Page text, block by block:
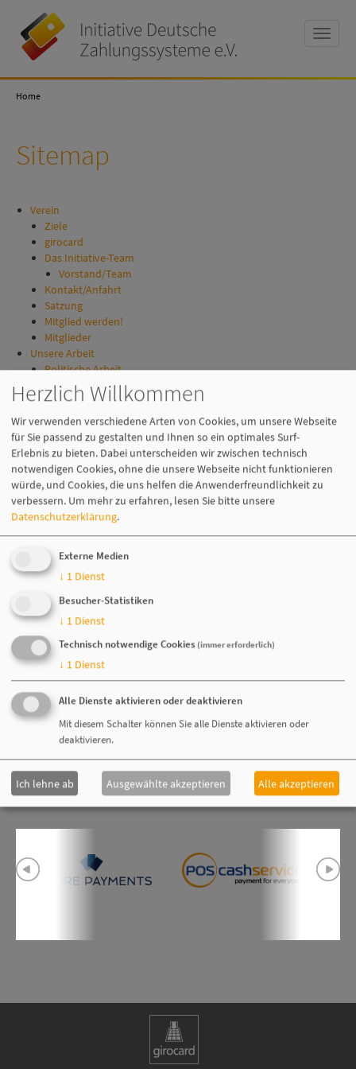
Toggle
Deutsche
Zahlungssysteme
Home
Sitemap
Verein
Ziele
girocard
Das Initiative-Team
Vorstand/Team
Kontakt/Anfahrt
Satzung
Mitglied werden!
Mitglieder
Unsere Arbeit
Politische Arbeit
Verbraucher­informationen
Bezahlen an der Kasse
Schutz vor Betrug
Marktforschung
Handel
Mobilität
Automaten
Kommunale Projekte
Vereinsmagazin
Vergangene Ausgaben
Newsroom
Pressemitteilungen
Mediathek
Bilder
Videos
Veranstaltungen
Mitglieder
Zur vollständigen Mitgliederübersicht geht es entlang.
Herzlich Willkommen
Wir verwenden verschiedene Arten von Cookies, um unsere Webseite
für Sie passend zu gestalten und Ihnen so ein optimales Surf-
Erlebnis zu bieten. Dabei unterscheiden wir zwischen technisch
notwendigen Cookies, ohne die unsere Webseite nicht funktionieren
würde, und Cookies, die uns helfen die Anwenderfreundlichkeit zu
verbessern. Um mehr zu erfahren, lesen Sie bitte unsere
Datenschutzerklärung.
Externe Medien
↓ 1 Dienst
Besucher-Statistiken
↓ 1 Dienst
Technisch notwendige Cookies (immer erforderlich)
↓ 1 Dienst
Alle Dienste aktivieren oder deaktivieren
Mit diesem Schalter können Sie alle Dienste aktivieren oder
deaktivieren.
Ich lehne ab Ausgewählte akzeptieren Alle akzeptieren